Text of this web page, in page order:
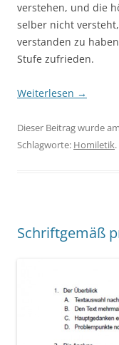
verstehen, und die
selber nicht
verstanden zu
Stufe zufrieden.
Weiterlesen →
Dieser Beitrag wurde am
Schlagworte: Homiletik.
Schriftgemäß